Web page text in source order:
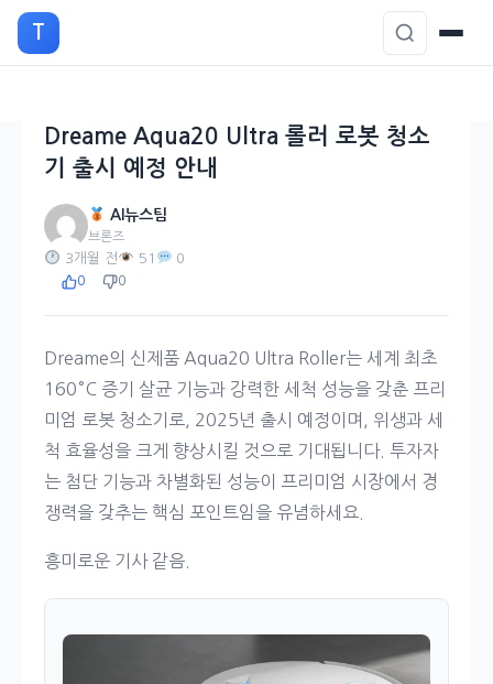
으
T
Dreame Aqua20 Ultra 롤러 로봇 청소
기 출시 예정 안내
AI뉴스팀
브론즈
3개월 전 51 0
0 0
Dreame의 신제품 Aqua20 Ultra Roller는 세계 최초
160°C 증기 살균 기능과 강력한 세척 성능을 갖춘 프리
미엄 로봇 청소기로, 2025년 출시 예정이며, 위생과 세
척 효율성을 크게 향상시킬 것으로 기대됩니다. 투자자
는 첨단 기능과 차별화된 성능이 프리미엄 시장에서 경
쟁력을 갖추는 핵심 포인트임을 유념하세요.
흥미로운 기사 같음.